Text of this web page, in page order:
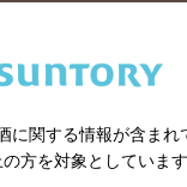
ー検索
岡山県の
ー検索
鳥取県の
ー検索
徳島県の
に関する情報が含まれ
方を対象としています